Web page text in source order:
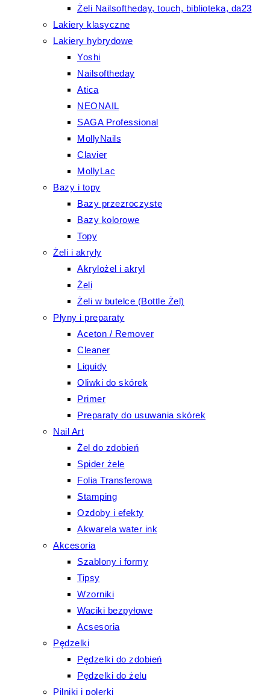
Żeli Nailsoftheday, touch, biblioteka, da23
Lakiery klasyczne
Lakiery hybrydowe
Yoshi
Nailsoftheday
Atica
NEONAIL
SAGA Professional
MollyNails
Clavier
MollyLac
Bazy i topy
Bazy przezroczyste
Bazy kolorowe
Topy
Żeli i akryly
Akrylożel i akryl
Żeli
Żeli w butelce (Bottle Żel)
Płyny i preparaty
Aceton / Remover
Cleaner
Liquidy
Oliwki do skórek
Primer
Preparaty do usuwania skórek
Nail Art
Żel do zdobień
Spider żele
Folia Transferowa
Stamping
Ozdoby i efekty
Akwarela water ink
Akcesoria
Szablony i formy
Tipsy
Wzorniki
Waciki bezpyłowe
Acsesoria
Pędzelki
Pędzelki do zdobień
Pędzelki do żelu
Pilniki i polerki